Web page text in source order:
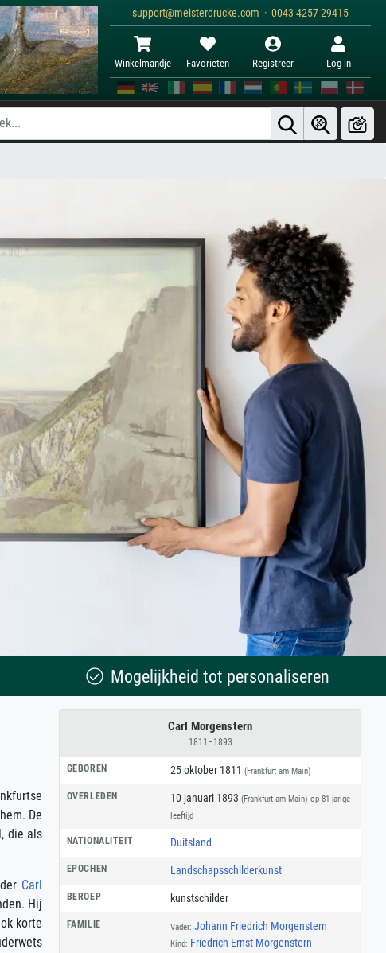
support@meisterdrucke.com · 0043 4257 29415
Winkelmandje Favorieten Registreer Log in
Mogelijkheid tot personaliseren
Carl Morgenstern
1811–1893
GEBOREN 25 oktober 1811 (Frankfurt am Main)
OVERLEDEN 10 januari 1893 (Frankfurt am Main) op 81-jarige
leeftijd
NATIONALITEIT Duitsland
EPOCHEN Landschapsschilderkunst
BEROEP kunstschilder
FAMILIE Vader: Johann Friedrich Morgenstern
Kind: Friedrich Ernst Morgenstern
De
die als
Carl
Hij
korte